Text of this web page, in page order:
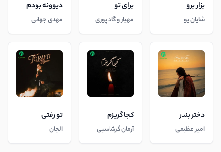
بزار برو
شایان یو
برای تو
مهیار و گاد پوری
دیوونه بودم
مهدی جهانی
دختر بندر
امیر عظیمی
کجا گریزم
آرمان گرشاسبی
تو رفتی
الجان